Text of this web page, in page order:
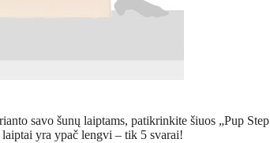
savo šunų laiptams, patikrinkite šiuos „Pup
yra ypač lengvi – tik 5 svarai!